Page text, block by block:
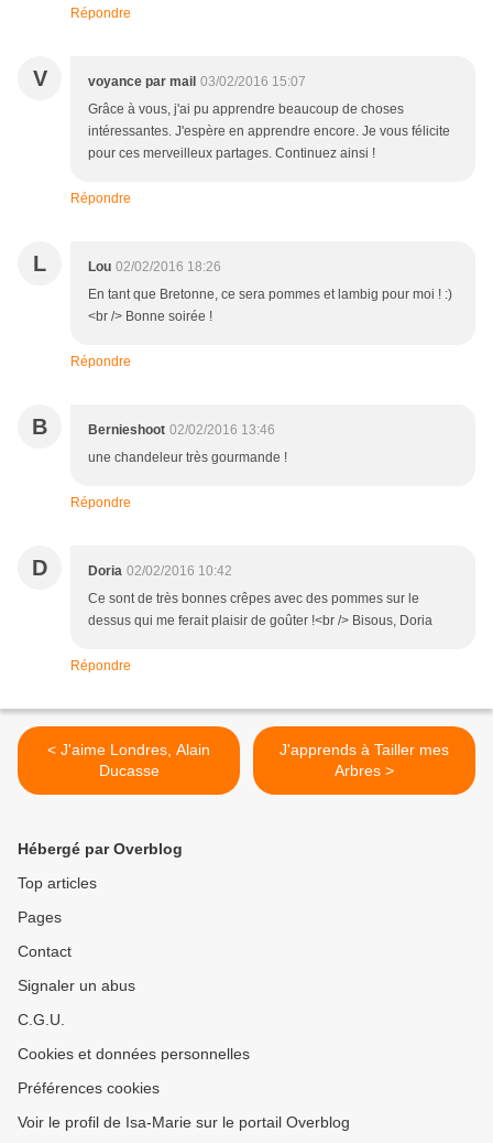
Répondre
V voyance par mail 03/02/2016 15:07
Grâce à vous, j'ai pu apprendre beaucoup de choses
intéressantes. J'espère en apprendre encore. Je vous félicite
pour ces merveilleux partages. Continuez ainsi !
Répondre
L Lou 02/02/2016 18:26
En tant que Bretonne, ce sera pommes et lambig pour moi ! :)
<br /> Bonne soirée !
Répondre
B Bernieshoot 02/02/2016 13:46
une chandeleur très gourmande !
Répondre
D Doria 02/02/2016 10:42
Ce sont de très bonnes crêpes avec des pommes sur le
dessus qui me ferait plaisir de goûter !<br /> Bisous, Doria
Répondre
< J'aime Londres, Alain
Ducasse
J'apprends à Tailler mes
Arbres >
Hébergé par Overblog
Top articles
Pages
Contact
Signaler un abus
C.G.U.
Cookies et données personnelles
Préférences cookies
Voir le profil de Isa-Marie sur le portail Overblog